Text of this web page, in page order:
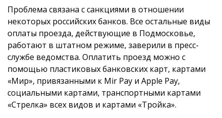
Проблема связана с санкциями в отношении
некоторых российских банков. Все остальные виды
оплаты проезда, действующие в Подмосковье,
работают в штатном режиме, заверили в пресс-
службе ведомства. Оплатить проезд можно с
помощью пластиковых банковских карт, картами
«Мир», привязанными к Mir Pay и Apple Pay,
социальными картами, транспортными картами
«Стрелка» всех видов и картами «Тройка».